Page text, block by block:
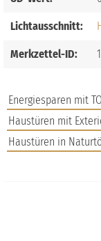
Lichtausschnitt:
Merkzettel-ID:
Energiesparen mit
Haustüren mit
Haustüren in